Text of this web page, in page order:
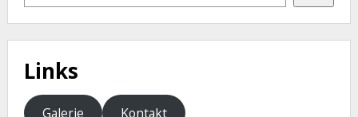
Links
Galerie Kontakt